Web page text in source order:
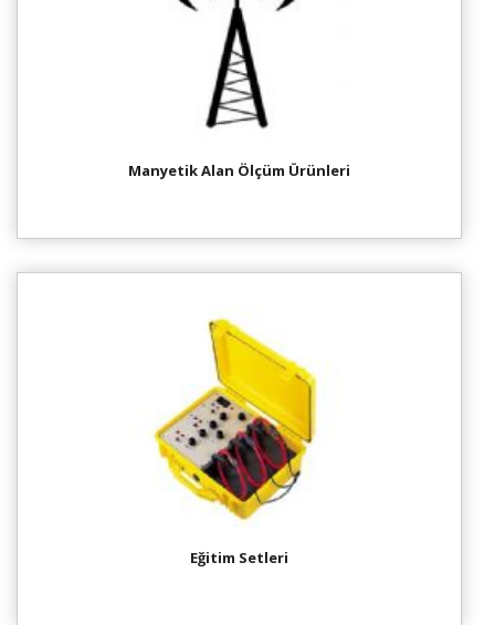
Manyetik Alan Ölçüm Ürünleri
Eğitim Setleri